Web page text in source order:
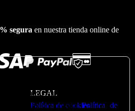
segura en nuestra tienda online de
LEGAL
Política de cookies
optimizar nuestro sitio web y
ver más en nuestraPolítica de